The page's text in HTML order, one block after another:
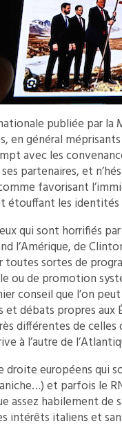
publiée par
en général
avec les
partenaires, et
favorisant
étouffant les
qui sont horrifiés
l’Amérique, de
toutes sortes de
ou de promotion
conseil que l’on
débats propres aux
différentes de
à l’autre de
droite européens qui
et parfois le
assez habilement
intérêts italiens et